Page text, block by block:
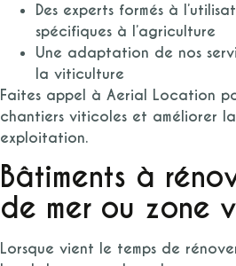
Des experts formés à
spécifiques à l’agriculture
Une adaptation de nos
la viticulture
Faites appel à Aerial Location
chantiers viticoles et améliorer
exploitation.
Bâtiments à
de mer ou zone
Lorsque vient le temps de